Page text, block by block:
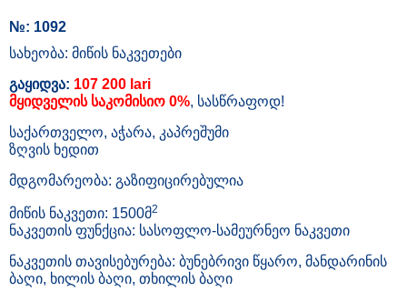
№: 1092
სახეობა: მიწის ნაკვეთები
გაყიდვა: 107 200 lari
მყიდველის საკომისიო 0%, სასწრაფოდ!
საქართველო, აჭარა, კაპრეშუმი
ზღვის ხედით
მდგომარეობა: გაზიფიცირებულია
მიწის ნაკვეთი: 1500მ2
ნაკვეთის ფუნქცია: სასოფლო-სამეურნეო ნაკვეთი
ნაკვეთის თავისებურება: ბუნებრივი წყარო, მანდარინის
ბაღი, ხილის ბაღი, თხილის ბაღი